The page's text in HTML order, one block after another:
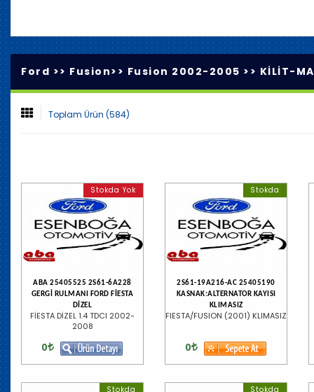
Ford >> Fusion>> Fusion 2002-2005 >> KİLİT-
Toplam Ürün (584)
Stokda Yok
ABA 25405525 2S61-6A228
GERGİ RULMANI FORD FİESTA
DİZEL
FİESTA DİZEL 1.4 TDCI 2002-
2008
0
Stokda
2S61-19A216-AC 25405190
KASNAK:ALTERNATOR KAYISI
KLIMASIZ
FIESTA/FUSION (2001) KLIMASIZ
0
Stokda Stokda